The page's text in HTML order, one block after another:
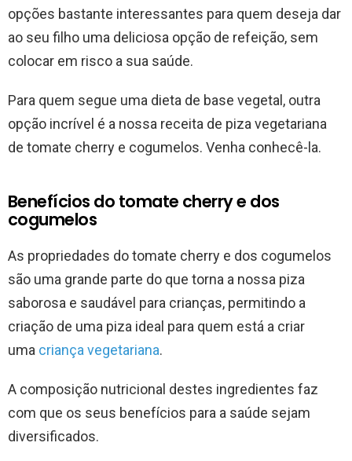
opções bastante interessantes para quem deseja dar
ao seu filho uma deliciosa opção de refeição, sem
colocar em risco a sua saúde.
Para quem segue uma dieta de base vegetal, outra
opção incrível é a nossa receita de piza vegetariana
de tomate cherry e cogumelos. Venha conhecê-la.
Benefícios do tomate cherry e dos
cogumelos
As propriedades do tomate cherry e dos cogumelos
são uma grande parte do que torna a nossa piza
saborosa e saudável para crianças, permitindo a
criação de uma piza ideal para quem está a criar
uma criança vegetariana.
A composição nutricional destes ingredientes faz
com que os seus benefícios para a saúde sejam
diversificados.